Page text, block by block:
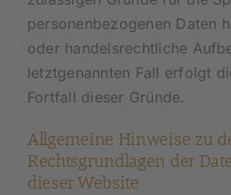
personenbezogenen Daten
oder handelsrechtliche
letztgenannten Fall erfolgt
Fortfall dieser Gründe.
Allgemeine Hinweise zu
Rechtsgrundlagen der
dieser Website